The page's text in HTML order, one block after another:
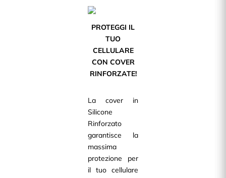
PROTEGGI IL
TUO
CELLULARE
CON COVER
RINFORZATE!
La cover in
Silicone
Rinforzato
garantisce la
massima
protezione per
il tuo cellulare